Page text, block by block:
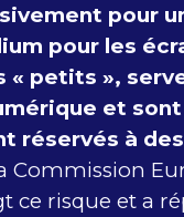
pour
pour les
« petits »,
et sont
réservés à
Commission
ce risque et a